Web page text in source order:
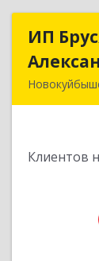
ИП
Клиентов